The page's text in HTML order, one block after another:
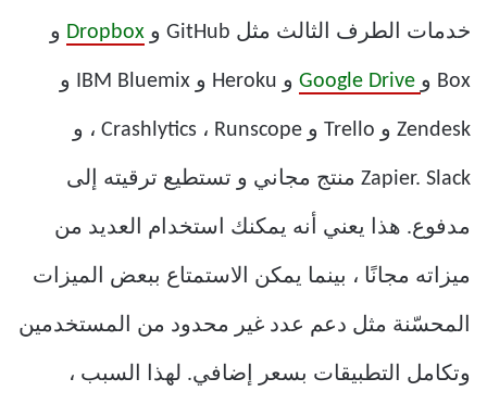
خدمات الطرف الثالث مثل GitHub و Dropbox و
Box و و Heroku و IBM Bluemix و
Zendesk و Trello و Crashlytics ، Runscope ، و
Zapier. Slack منتج مجاني و تستطيع ترقيته إلى
مدفوع. هذا يعني أنه يمكنك استخدام العديد من
ميزاته مجانًا ، بينما يمكن الاستمتاع ببعض الميزات
المحسّنة مثل دعم عدد غير محدود من المستخدمين
وتكامل التطبيقات بسعر إضافي. لهذا السبب ،